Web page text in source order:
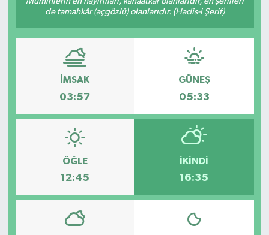
de tamahkâr (açgözlü) olanlarıdır. (Hadis-i Şerif)
İMSAK
03:57
GÜNEŞ
05:33
ÖĞLE
12:45
İKINDI
16:35
Dursunbey
Edremit
EĞİTİM
EKONOMİ
Erdek